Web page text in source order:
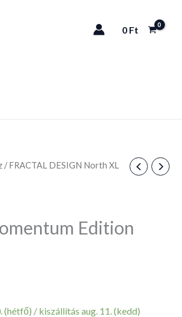
0 Ft
/ FRACTAL DESIGN North XL
Edition
/ kiszállítás aug. 11. (kedd)